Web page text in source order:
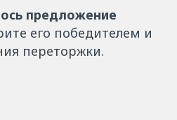
предложение
его победителем и
переторжки.